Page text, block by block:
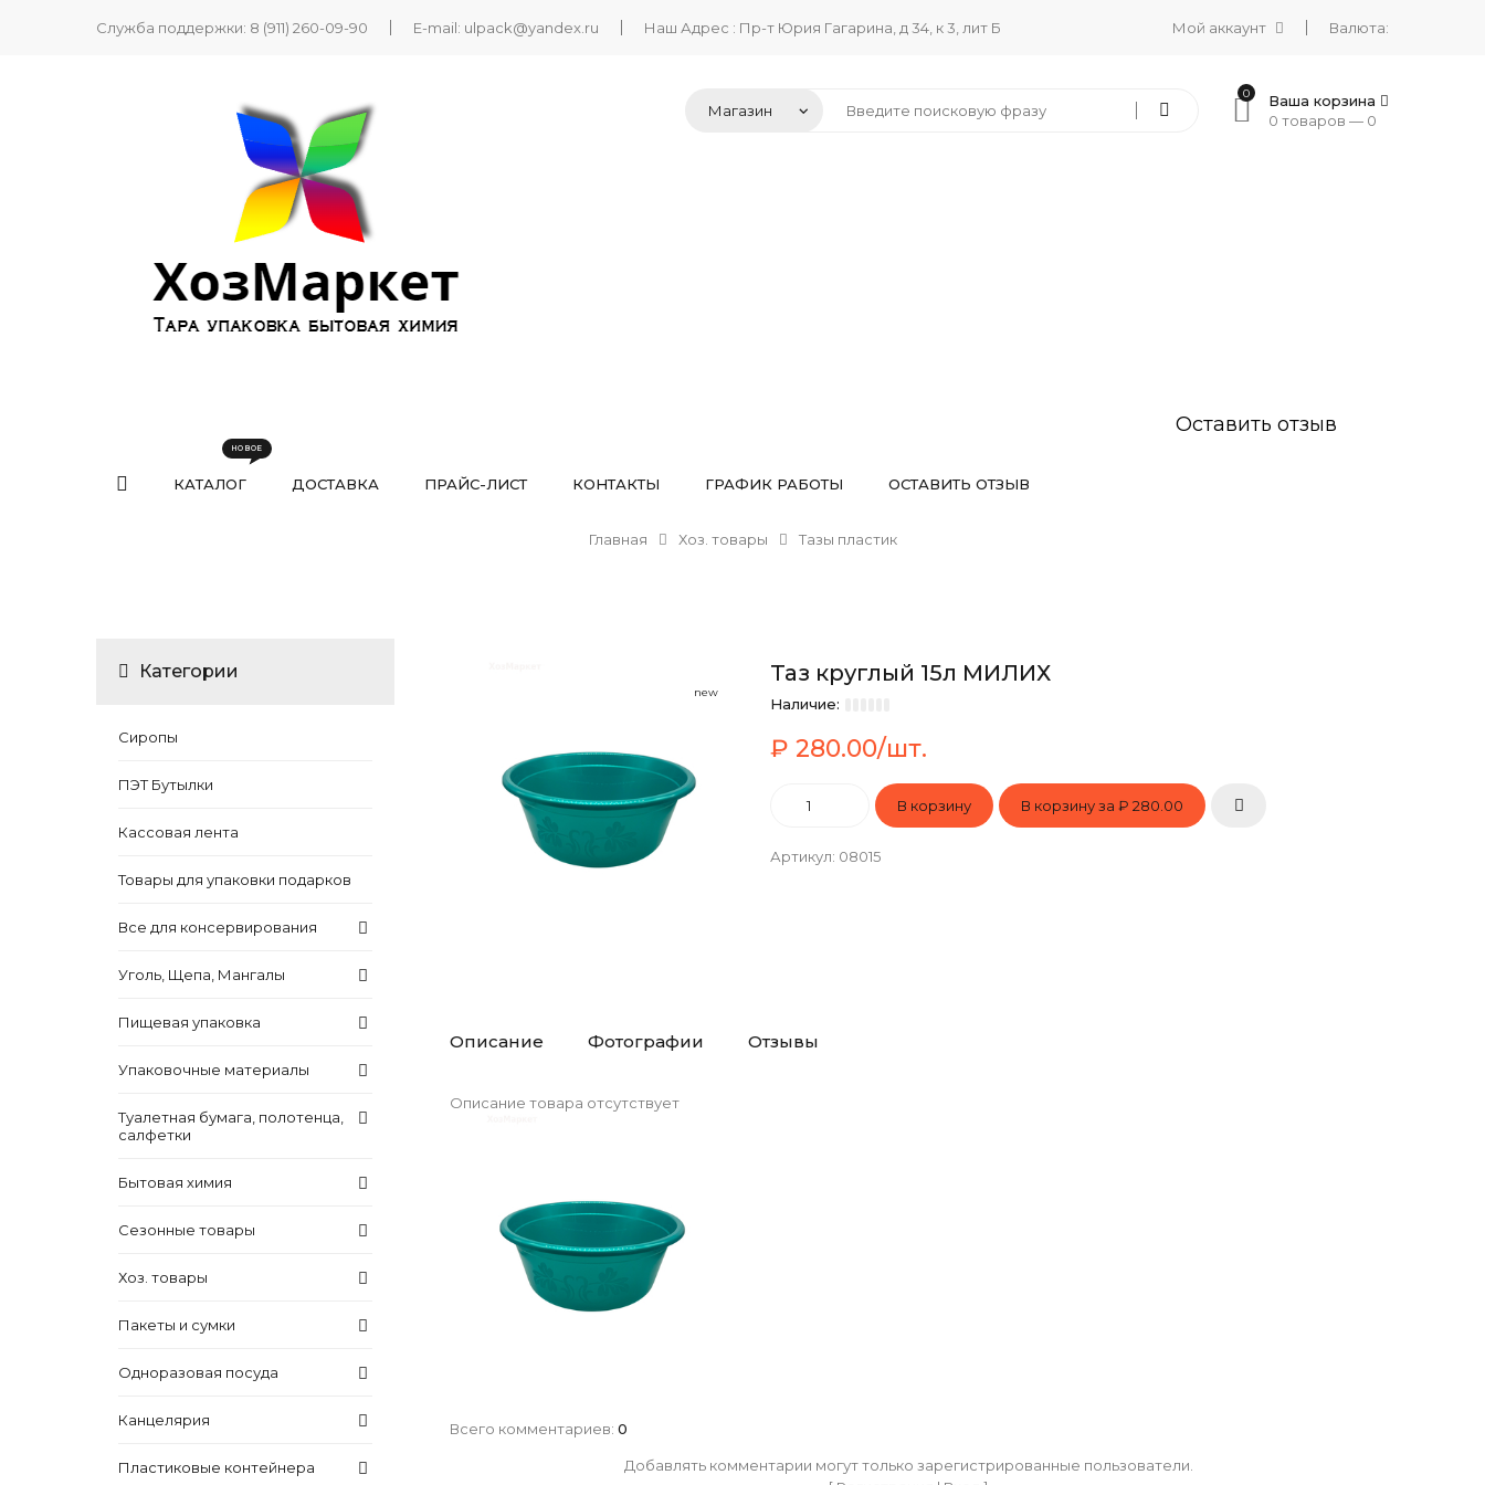
Служба поддержки: 8 (911) 260-09-90 E-mail: ulpack@yandex.ru Наш Адрес : Пр-т Юрия Гагарина, д 34, к 3, лит Б Мой аккаунт Валюта:
0
Ваша корзина
0 товаров — 0
Оставить отзыв
КАТАЛОГ ДОСТАВКА ПРАЙС-ЛИСТ КОНТАКТЫ ГРАФИК РАБОТЫ ОСТАВИТЬ ОТЗЫВ
Главная Хоз. товары Тазы пластик
new
Таз круглый 15л МИЛИХ
Наличие:
₽ 280.00/шт.
В корзину за ₽ 280.00
Артикул: 08015
Описание Фотографии Отзывы
Описание товара отсутствует
Всего комментариев:0
Добавлять комментарии могут только зарегистрированные пользователи.
Категории
Сиропы
ПЭТ Бутылки
Кассовая лента
Товары для упаковки подарков
Все для консервирования
Уголь, Щепа, Мангалы
Пищевая упаковка
Упаковочные материалы
Туалетная бумага, полотенца,
салфетки
Бытовая химия
Сезонные товары
Хоз. товары
Пакеты и сумки
Одноразовая посуда
Канцелярия
Пластиковые контейнера